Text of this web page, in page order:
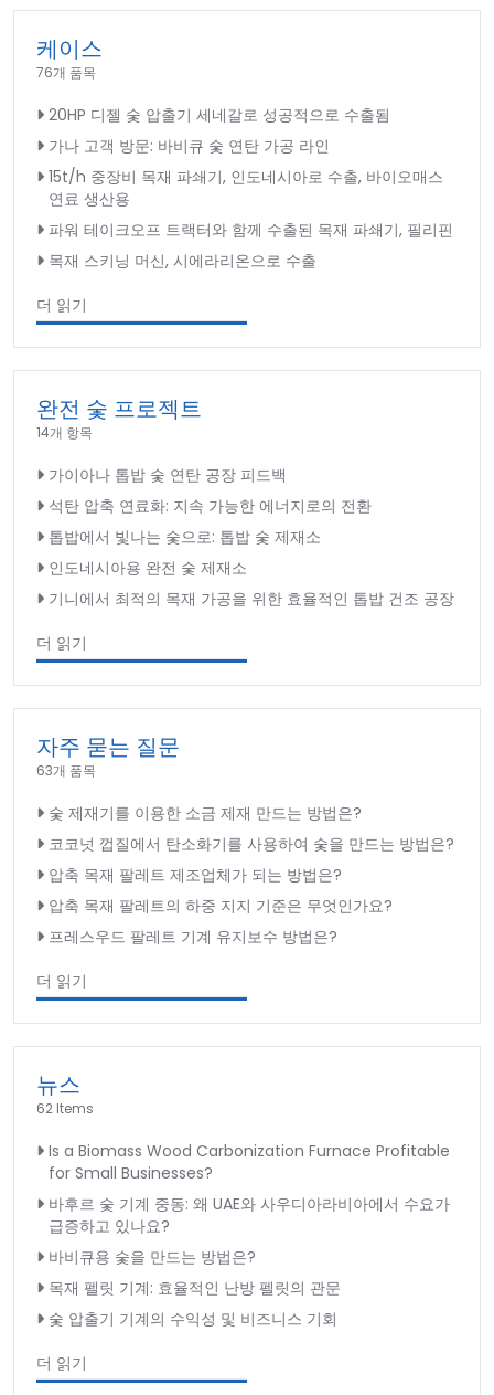
케이스
76개 품목
20HP 디젤 숯 압출기 세네갈로 성공적으로 수출됨
가나 고객 방문: 바비큐 숯 연탄 가공 라인
15t/h 중장비 목재 파쇄기, 인도네시아로 수출, 바이오매스
연료 생산용
파워 테이크오프 트랙터와 함께 수출된 목재 파쇄기, 필리핀
목재 스키닝 머신, 시에라리온으로 수출
더 읽기
완전 숯 프로젝트
14개 항목
가이아나 톱밥 숯 연탄 공장 피드백
석탄 압축 연료화: 지속 가능한 에너지로의 전환
톱밥에서 빛나는 숯으로: 톱밥 숯 제재소
인도네시아용 완전 숯 제재소
기니에서 최적의 목재 가공을 위한 효율적인 톱밥 건조 공장
더 읽기
자주 묻는 질문
63개 품목
숯 제재기를 이용한 소금 제재 만드는 방법은?
코코넛 껍질에서 탄소화기를 사용하여 숯을 만드는 방법은?
압축 목재 팔레트 제조업체가 되는 방법은?
압축 목재 팔레트의 하중 지지 기준은 무엇인가요?
프레스우드 팔레트 기계 유지보수 방법은?
더 읽기
뉴스
62 Items
Is a Biomass Wood Carbonization Furnace Profitable
for Small Businesses?
바후르 숯 기계 중동: 왜 UAE와 사우디아라비아에서 수요가
급증하고 있나요?
바비큐용 숯을 만드는 방법은?
목재 펠릿 기계: 효율적인 난방 펠릿의 관문
숯 압출기 기계의 수익성 및 비즈니스 기회
더 읽기